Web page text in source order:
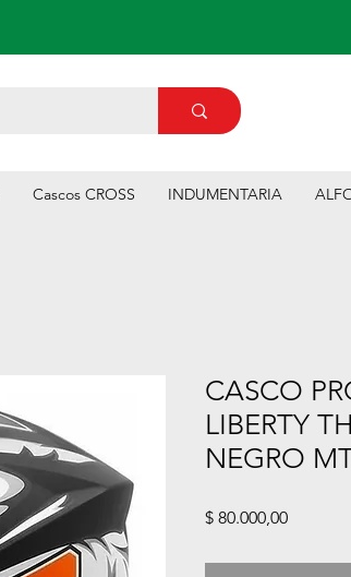
Cascos CROSS INDUMENTARIA
CASCO
LIBERTY
NEGRO
$ 80.000,00Precio